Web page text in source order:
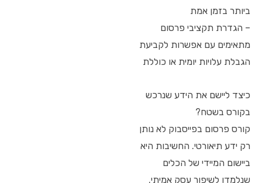
ביותר בזמן אמת
– הגדרת תקציבי פרסום
מתאימים עם אפשרות לקביעת
הגבלת עלויות יומית או כוללת
כיצד ליישם את הידע שנרכש
בקורס בשטח?
קורס פרסום בפייסבוק לא נותן
רק ידע תיאורטי. החשיבות היא
ביישום המיידי של הכלים
שנלמדו לשיפור עסק אמיתי.